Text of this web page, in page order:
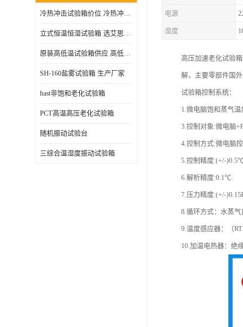
高压加速老化试验箱
冷热冲击试验箱价位 冷热冲击试验设备 非标定制
立式恒温恒湿试验箱 选艾思荔厂家
原装高低温试验箱供应 高低温交变湿热试验箱
SH-160盐雾试验箱 生产厂家
hast非饱和老化试验箱
PCT高温高压老化试验箱
随机振动试验台
三综合温湿度振动试验箱
电源
湿度
高压加速老化试验
解，主要零部件国外
试验箱控制系统：
1.微电脑饱和蒸气
3.控制对象:微电脑
4.控制方式:微电脑
5.控制精度:(+/-
6.解析精度:0.1℃.
7.压力精度:(+/-
8.循环方式：水蒸
9.温度感应器：（
10.加温电热器：绝